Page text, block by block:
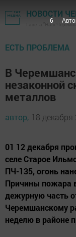
НОВОСТИ
Газета "Наш
ЕСТЬ ПРОБЛЕМА
В
незаконной
металлов
автор, 18 декабря
01 12 декабря
селе Старое
ПЧ-135, огонь
Причины пожара
дежурную часть
Черемшанскому
неделю в районе
5